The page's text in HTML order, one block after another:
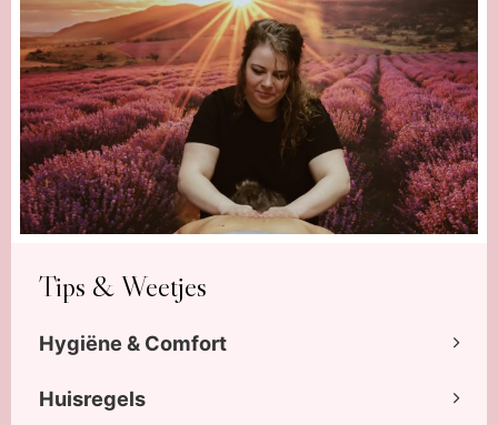
Tips & Weetjes
Hygiëne & Comfort
Huisregels